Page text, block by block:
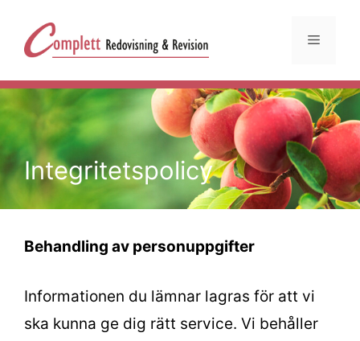
Meny
Integritetspolicy
Behandling av personuppgifter
Informationen du lämnar lagras för att vi
ska kunna ge dig rätt service. Vi behåller